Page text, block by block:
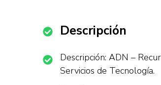
Descripción
Descripción: ADN –
Servicios de Tecnología.